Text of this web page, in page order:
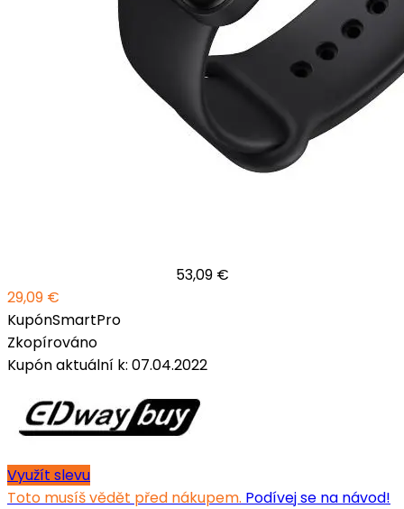
53,09 €
29,09 €
KupónSmartPro
Zkopírováno
Kupón aktuální k: 07.04.2022
Využít slevu
Toto musíš vědět před nákupem. Podívej se na návod!